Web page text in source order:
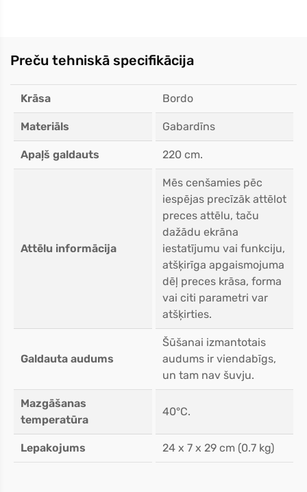
Preču tehniskā specifikācija
Krāsa Bordo
Materiāls Gabardīns
Apaļš galdauts 220 cm.
Attēlu informācija
Mēs cenšamies pēc
iespējas precīzāk attēlot
preces attēlu, taču
dažādu ekrāna
iestatījumu vai funkciju,
atšķirīga apgaismojuma
dēļ preces krāsa, forma
vai citi parametri var
atšķirties.
Galdauta audums
Šūšanai izmantotais
audums ir viendabīgs,
un tam nav šuvju.
Mazgāšanas
temperatūra
40°C.
Lepakojums 24 x 7 x 29 cm (0.7 kg)